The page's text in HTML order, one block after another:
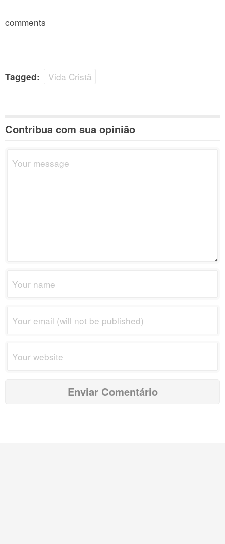
comments
Tagged: Vida Cristã
Contribua com sua opinião